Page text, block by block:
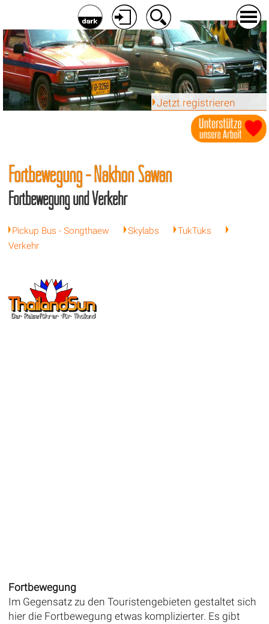
Jetzt registrieren
Fortbewegung - Nakhon Sawan
Fortbewegung und Verkehr
Pickup Bus - Songthaew Skylabs
TukTuks
Verkehr
Fortbewegung
Im Gegensatz zu den Touristengebieten gestaltet sich
hier die Fortbewegung etwas komplizierter. Es gibt